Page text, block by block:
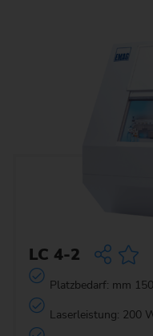
LC 4-2
Platzbedarf: mm
Laserleistung: 200